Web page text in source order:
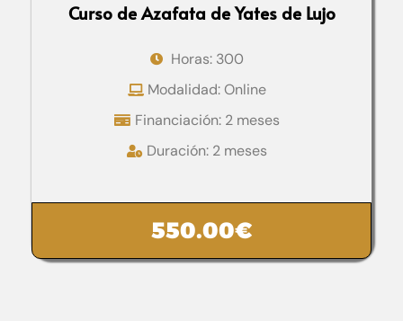
Curso de Azafata de Yates de Lujo
Horas: 300
Modalidad: Online
Financiación: 2 meses
Duración: 2 meses
550.00€